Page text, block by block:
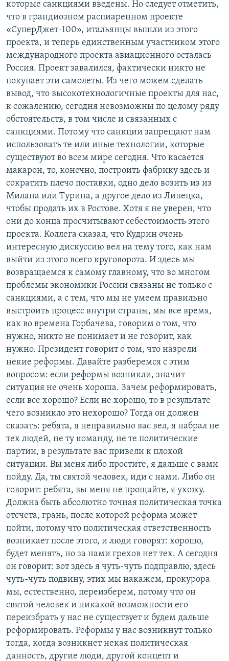
которые санкциями введены. Но следует отметить,
что в грандиозном распиаренном проекте
«СуперДжет-100», итальянцы вышли из этого
проекта, и теперь единственным участником этого
международного проекта авиационного осталась
Россия. Проект завалился, фактически никто не
покупает эти самолеты. Из чего можем сделать
вывод, что высокотехнологичные проекты для нас,
к сожалению, сегодня невозможны по целому ряду
обстоятельств, в том числе и связанных с
санкциями. Потому что санкции запрещают нам
использовать те или иные технологии, которые
существуют во всем мире сегодня. Что касается
макарон, то, конечно, построить фабрику здесь и
сократить плечо поставки, одно дело возить из из
Милана или Турина, а другое дело из Липецка,
чтобы продать их в Ростове. Хотя я не уверен, что
они до конца просчитывают себестоимость этого
проекта. Коллега сказал, что Кудрин очень
интересную дискуссию вел на тему того, как нам
выйти из этого всего круговорота. И здесь мы
возвращаемся к самому главному, что во многом
проблемы экономики России связаны не только с
санкциями, а с тем, что мы не умеем правильно
выстроить процесс внутри страны, мы все время,
как во времена Горбачева, говорим о том, что
нужно, никто не понимает и не говорит, как
нужно. Президент говорит о том, что назрели
некие реформы. Давайте разберемся с этим
вопросом: если реформы возникли, значит
ситуация не очень хороша. Зачем реформировать,
если все хорошо? Если не хорошо, то в результате
чего возникло это нехорошо? Тогда он должен
сказать: ребята, я неправильно вас вел, я набрал не
тех людей, не ту команду, не те политические
партии, в результате вас привели к плохой
ситуации. Вы меня либо простите, я дальше с вами
пойду. Да, ты святой человек, иди с нами. Либо он
говорит: ребята, вы меня не прощайте, я ухожу.
Должна быть абсолютно точная политическая точка
отсчета, грань, после которой реформа может
пойти, потому что политическая ответственность
возникает после этого, и люди говорят: хорошо,
будет менять, но за нами грехов нет тех. А сегодня
он говорит: вот здесь я чуть-чуть подправлю, здесь
чуть-чуть подвину, этих мы накажем, прокурора
мы, естественно, переизберем, потому что он
святой человек и никакой возможности его
переизбрать у нас не существует и будем дальше
реформировать. Реформы у нас возникнут только
тогда, когда возникнет некая политическая
данность, другие люди, другой концепт и